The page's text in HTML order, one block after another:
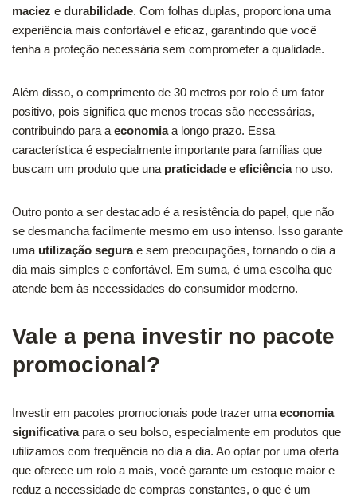
maciez e durabilidade. Com folhas duplas, proporciona uma
experiência mais confortável e eficaz, garantindo que você
tenha a proteção necessária sem comprometer a qualidade.
Além disso, o comprimento de 30 metros por rolo é um fator
positivo, pois significa que menos trocas são necessárias,
contribuindo para a economiaa longo prazo. Essa
característica é especialmente importante para famílias que
buscam um produto que una praticidade e eficiênciano uso.
Outro ponto a ser destacado é a resistência do papel, que não
se desmancha facilmente mesmo em uso intenso. Isso garante
uma utilização segurae sem preocupações, tornando o dia a
dia mais simples e confortável. Em suma, é uma escolha que
atende bem às necessidades do consumidor moderno.
Vale a pena investir no pacote
promocional?
Investir em pacotes promocionais pode trazer uma economia
significativapara o seu bolso, especialmente em produtos que
utilizamos com frequência no dia a dia. Ao optar por uma oferta
que oferece um rolo a mais, você garante um estoque maior e
reduz a necessidade de compras constantes, o que é um